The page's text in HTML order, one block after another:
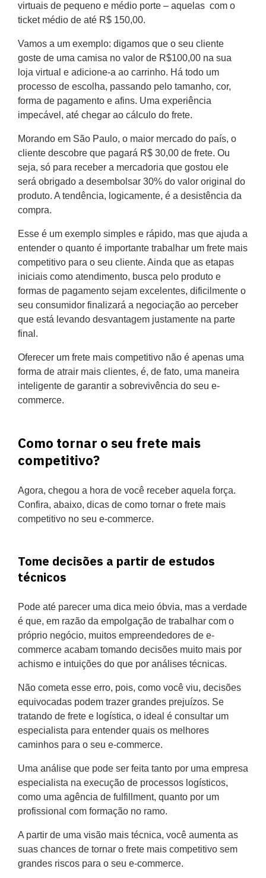
virtuais de pequeno e médio porte – aquelas com o
ticket médio de até R$ 150,00.
Vamos a um exemplo: digamos que o seu cliente
goste de uma camisa no valor de R$100,00 na sua
loja virtual e adicione-a ao carrinho. Há todo um
processo de escolha, passando pelo tamanho, cor,
forma de pagamento e afins. Uma experiência
impecável, até chegar ao cálculo do frete.
Morando em São Paulo, o maior mercado do país, o
cliente descobre que pagará R$ 30,00 de frete. Ou
seja, só para receber a mercadoria que gostou ele
será obrigado a desembolsar 30% do valor original do
produto. A tendência, logicamente, é a desistência da
compra.
Esse é um exemplo simples e rápido, mas que ajuda a
entender o quanto é importante trabalhar um frete mais
competitivo para o seu cliente. Ainda que as etapas
iniciais como atendimento, busca pelo produto e
formas de pagamento sejam excelentes, dificilmente o
seu consumidor finalizará a negociação ao perceber
que está levando desvantagem justamente na parte
final.
Oferecer um frete mais competitivo não é apenas uma
forma de atrair mais clientes, é, de fato, uma maneira
inteligente de garantir a sobrevivência do seu e-
commerce.
Como tornar o seu frete mais
competitivo?
Agora, chegou a hora de você receber aquela força.
Confira, abaixo, dicas de como tornar o frete mais
competitivo no seu e-commerce.
Tome decisões a partir de estudos
técnicos
Pode até parecer uma dica meio óbvia, mas a verdade
é que, em razão da empolgação de trabalhar com o
próprio negócio, muitos empreendedores de e-
commerce acabam tomando decisões muito mais por
achismo e intuições do que por análises técnicas.
Não cometa esse erro, pois, como você viu, decisões
equivocadas podem trazer grandes prejuízos. Se
tratando de frete e logística, o ideal é consultar um
especialista para entender quais os melhores
caminhos para o seu e-commerce.
Uma análise que pode ser feita tanto por uma empresa
especialista na execução de processos logísticos,
como uma agência de fulfillment, quanto por um
profissional com formação no ramo.
A partir de uma visão mais técnica, você aumenta as
suas chances de tornar o frete mais competitivo sem
grandes riscos para o seu e-commerce.